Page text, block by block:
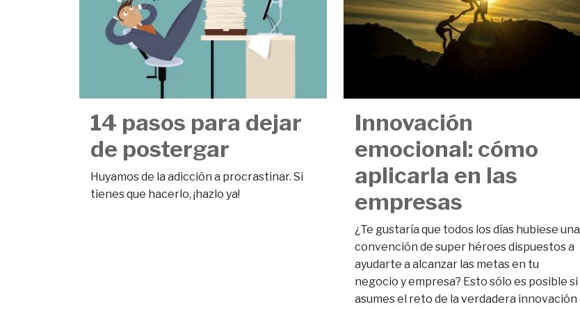
14 pasos para dejar
de postergar
Huyamos de la adicción a procrastinar. Si
tienes que hacerlo, ¡hazlo ya!
Innovación
emocional: cómo
aplicarla en las
empresas
¿Te gustaría que todos los días hubiese una
convención de super héroes dispuestos a
ayudarte a alcanzar las metas en tu
negocio y empresa? Esto sólo es posible si
asumes el reto de la verdadera innovación